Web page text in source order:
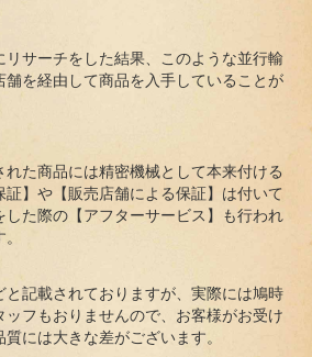
サーチをした結果、このような並行輸
舗を経由して商品を入手していることが
た商品には精密機械として本来付ける
】や【販売店舗による保証】は付いて
た際の【アフターサービス】も行われ
記載されておりますが、実際には鳩時
フもおりませんので、お客様がお受け
には大きな差がございます。